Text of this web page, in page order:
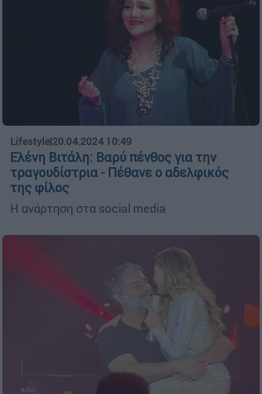
Lifestyle|20.04.2024 10:49
Ελένη Βιτάλη: Βαρύ πένθος για την
τραγουδίστρια - Πέθανε ο αδελφικός
της φίλος
Η ανάρτηση στα social media